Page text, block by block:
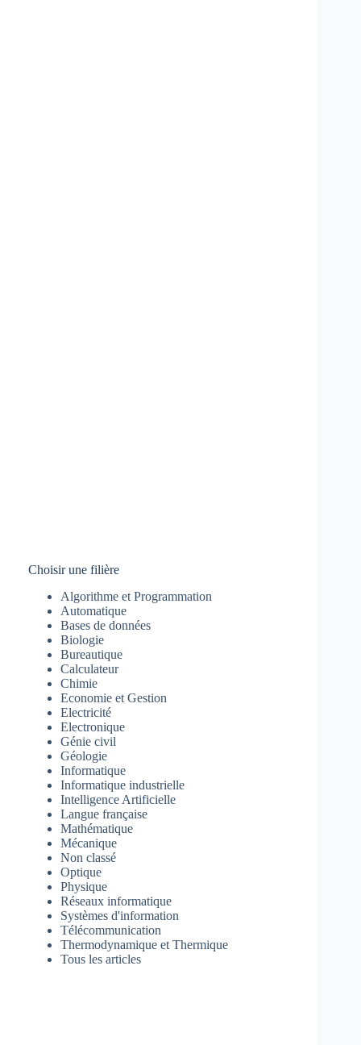
Choisir une filière
Algorithme et Programmation
Automatique
Bases de données
Biologie
Bureautique
Calculateur
Chimie
Economie et Gestion
Electricité
Electronique
Génie civil
Géologie
Informatique
Informatique industrielle
Intelligence Artificielle
Langue française
Mathématique
Mécanique
Non classé
Optique
Physique
Réseaux informatique
Systèmes d'information
Télécommunication
Thermodynamique et Thermique
Tous les articles